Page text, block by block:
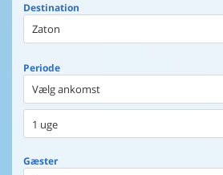
Destination
Periode
Vælg ankomst
1 uge
Gæster